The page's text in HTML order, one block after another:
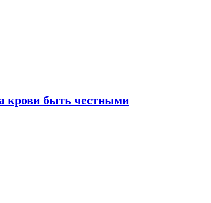
крови быть честными